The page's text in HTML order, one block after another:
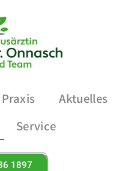
Praxis
Aktuelles
Service
1897